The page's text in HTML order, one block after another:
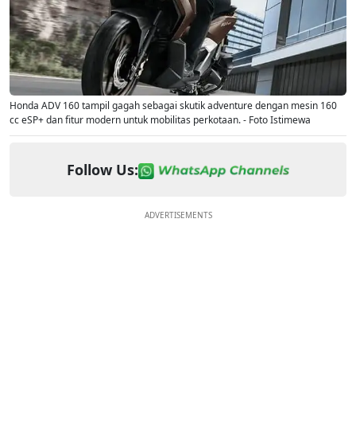
Honda ADV 160 tampil gagah sebagai skutik adventure dengan mesin 160
cc eSP+ dan fitur modern untuk mobilitas perkotaan. - Foto Istimewa
Follow Us:
ADVERTISEMENTS